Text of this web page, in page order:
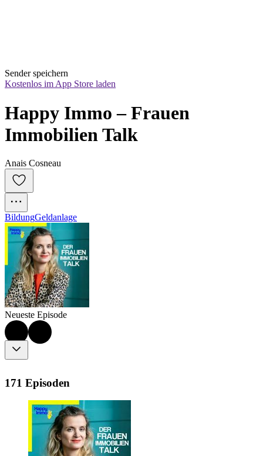
Sender speichern
Kostenlos im App Store laden
Happy Immo – Frauen
Immobilien Talk
Anais Cosneau
BildungGeldanlage
Neueste Episode
171 Episoden